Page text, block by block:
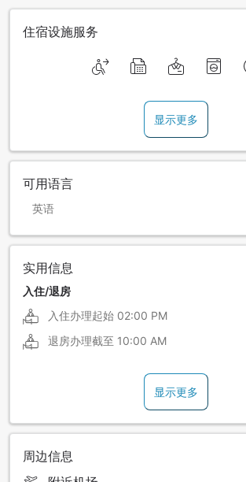
住宿设施服务
显示更多
可用语言
英语
实用信息
入住/退房
入住办理起始 02:00 PM
退房办理截至 10:00 AM
显示更多
周边信息